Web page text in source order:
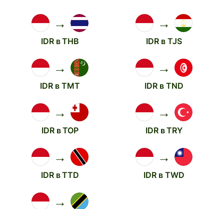
→
IDR в THB
→
IDR в TJS
→
IDR в TMT
→
IDR в TND
→
IDR в TOP
→
IDR в TRY
→
IDR в TTD
→
IDR в TWD
→